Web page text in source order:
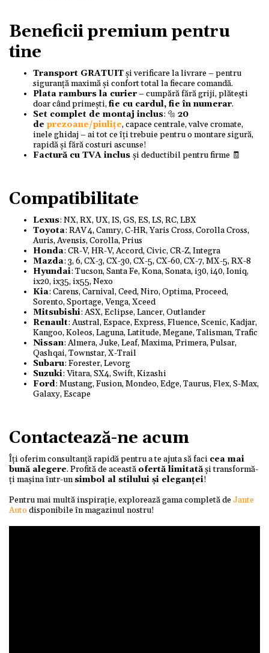
Beneficii premium pentru
tine
Transport GRATUITși verificare la livrare – pentru
siguranță maximă și confort total la fiecare comandă.
Plata ramburs la curier– cumpără fără griji, plătești
doar când primești,fie cu cardul, fie în numerar.
Set complet de montaj inclus: 🔩 20
de prezoane/piulițe, capace centrale, valve cromate,
inele ghidaj – ai tot ce îți trebuie pentru o montare sigură,
rapidă și fără costuri ascunse!
Factură cu TVA inclus și deductibil pentru firme 🧾
Compatibilitate
Lexus: NX, RX, UX, IS, GS, ES, LS, RC, LBX
Toyota: RAV 4, Camry, C-HR, Yaris Cross, Corolla Cross,
Auris, Avensis, Corolla, Prius
Honda: CR-V, HR-V, Accord, Civic, CR-Z, Integra
Mazda: 3, 6, CX-3, CX-30, CX-5, CX-60, CX-7, MX-5, RX-8
Hyundai: Tucson, Santa Fe, Kona, Sonata, i30, i40, Ioniq,
ix20, ix35, ix55, Nexo
Kia: Carens, Carnival, Ceed, Niro, Optima, Proceed,
Sorento, Sportage, Venga, Xceed
Mitsubishi: ASX, Eclipse, Lancer, Outlander
Renault: Austral, Espace, Express, Fluence, Scenic, Kadjar,
Kangoo, Koleos, Laguna, Latitude, Megane, Talisman, Trafic
Nissan: Almera, Juke, Leaf, Maxima, Primera, Pulsar,
Qashqai, Townstar, X-Trail
Subaru: Forester, Levorg
Suzuki: Vitara, SX4, Swift, Kizashi
Ford: Mustang, Fusion, Mondeo, Edge, Taurus, Flex, S-Max,
Galaxy, Escape
Contactează-ne acum
Îți oferim consultanță rapidă pentru a te ajuta să faci cea mai
bună alegere. Profită de această ofertă limitatăși transformă-
ți mașina într-unsimbol al stilului și eleganței!
Pentru mai multă inspirație, explorează gama completă deJante
Autodisponibile în magazinul nostru!